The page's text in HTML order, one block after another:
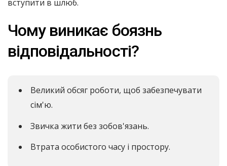
вступити в шлюб.
Чому виникає боязнь
відповідальності?
Великий обсяг роботи, щоб забезпечувати
сім'ю.
Звичка жити без зобов'язань.
Втрата особистого часу і простору.